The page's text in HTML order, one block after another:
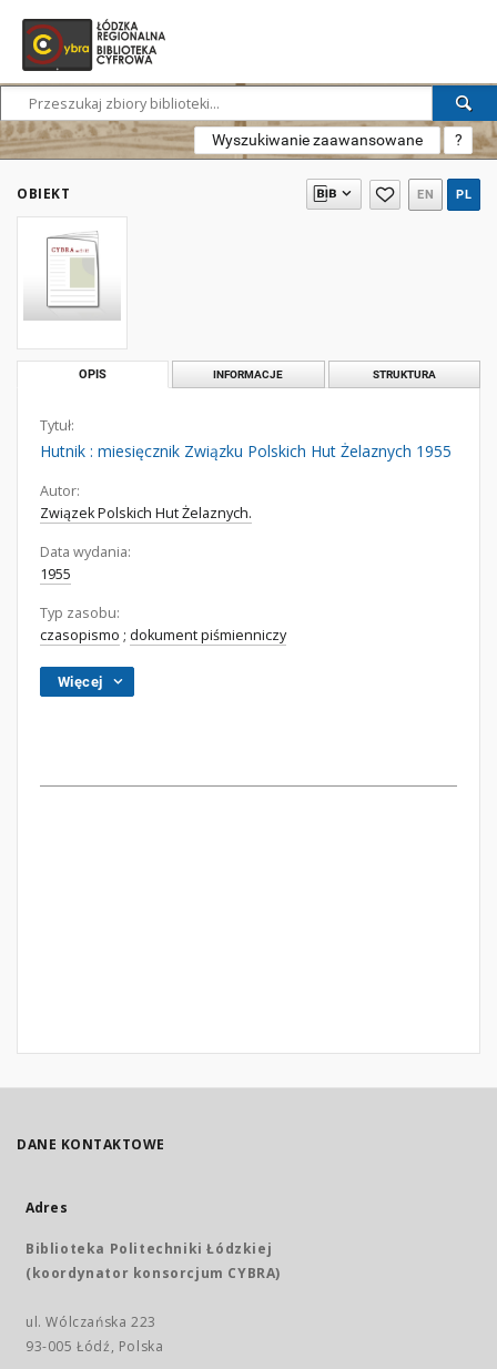
Wyszukiwanie zaawansowane ?
OBIEKT EN PL
OPIS INFORMACJE STRUKTURA
Tytuł:
Hutnik : miesięcznik Związku Polskich Hut Żelaznych 1955
Autor:
Związek Polskich Hut Żelaznych.
Data wydania:
1955
Typ zasobu:
czasopismo ; dokument piśmienniczy
Więcej
DANE KONTAKTOWE
Adres
Biblioteka Politechniki Łódzkiej
(koordynator konsorcjum CYBRA)
ul. Wólczańska 223
93-005 Łódź, Polska